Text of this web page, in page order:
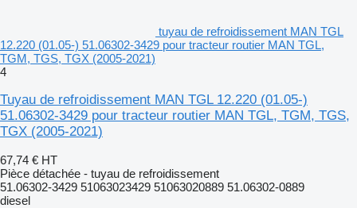
tuyau de refroidissement MAN TGL
12.220 (01.05-) 51.06302-3429 pour tracteur routier MAN TGL,
TGM, TGS, TGX (2005-2021)
4
Tuyau de refroidissement MAN TGL 12.220 (01.05-)
51.06302-3429 pour tracteur routier MAN TGL, TGM, TGS,
TGX (2005-2021)
67,74 € HT
Pièce détachée - tuyau de refroidissement
51.06302-3429 51063023429 51063020889 51.06302-0889
diesel